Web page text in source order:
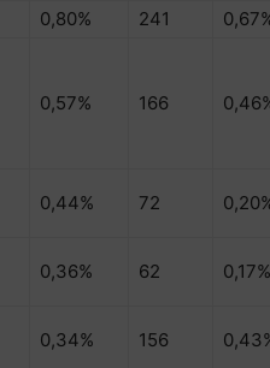
0,80% 241
0,57% 166
0,44% 72
0,36% 62 0,17%
0,34% 156